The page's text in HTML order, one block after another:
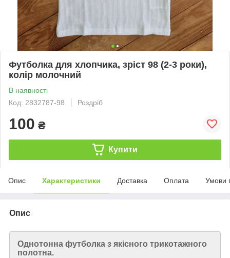
Футболка для хлопчика, зріст 98 (2-3 роки),
колір молочний
В наявності
Код: 2832787-98
Роздріб
100 ₴
Купити
Опис Характеристики Доставка Оплата Умови
Опис
Однотонна футболка з якісного трикотажного
полотна.